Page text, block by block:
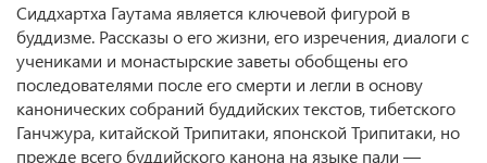
Сиддхартха Гаутама является ключевой фигурой в
буддизме. Рассказы о его жизни, его изречения, диалоги с
учениками и монастырские заветы обобщены его
последователями после его смерти и легли в основу
канонических собраний буддийских текстов, тибетского
Ганчжура, китайской Трипитаки, японской Трипитаки, но
прежде всего буддийского канона на языке пали —